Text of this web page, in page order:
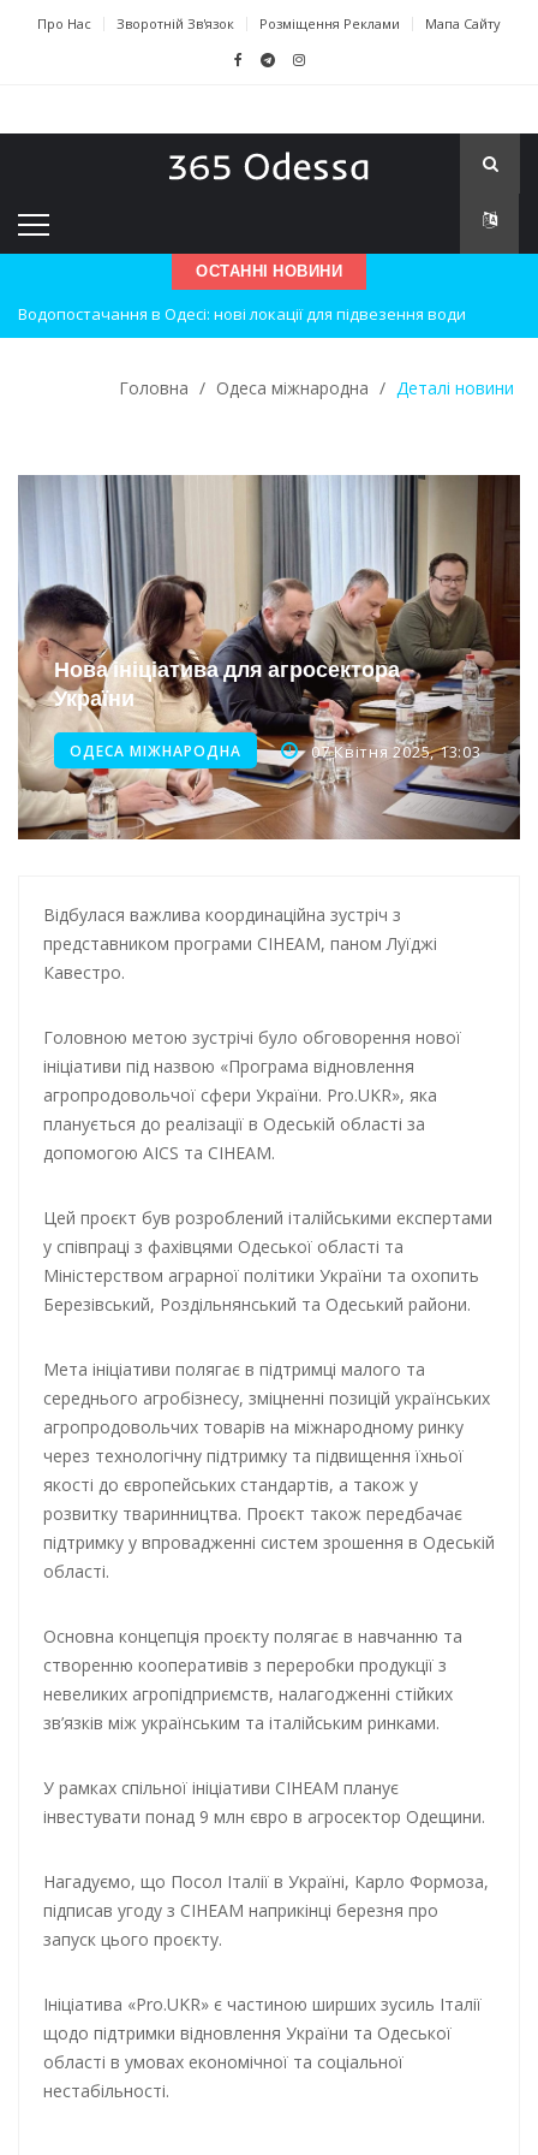
Про Нас Зворотній Зв'язок Розміщення Реклами Мапа Сайту
ОСТАННІ НОВИНИ
Водопостачання в Одесі: нові локації для підвезення води
Нічна атака на Одесу: наслідки вибухів
Одеські хокеїсти тріумфують на міжнародному турнірі
Успіхи одеситів на європейському чемпіонаті з карате
Новини з Зимової школи інсульту в Швейцарії
Інтеграція ветеранів в українське суспільство
Нічна атака на Одесу: наслідки обстрілу
Енергетична підтримка для Одеси
Головна / Одеса міжнародна / Деталі новини
Нова ініціатива для агросектора
України
ОДЕСА МІЖНАРОДНА 07 Квітня 2025, 13:03
Відбулася важлива координаційна зустріч з
представником програми CIHEAM, паном Луїджі
Кавестро.
Головною метою зустрічі було обговорення нової
ініціативи під назвою «Програма відновлення
агропродовольчої сфери України. Pro.UKR», яка
планується до реалізації в Одеській області за
допомогою AICS та CIHEAM.
Цей проєкт був розроблений італійськими експертами
у співпраці з фахівцями Одеської області та
Міністерством аграрної політики України та охопить
Березівський, Роздільнянський та Одеський райони.
Мета ініціативи полягає в підтримці малого та
середнього агробізнесу, зміцненні позицій українських
агропродовольчих товарів на міжнародному ринку
через технологічну підтримку та підвищення їхньої
якості до європейських стандартів, а також у
розвитку тваринництва. Проєкт також передбачає
підтримку у впровадженні систем зрошення в Одеській
області.
Основна концепція проєкту полягає в навчанню та
створенню кооперативів з переробки продукції з
невеликих агропідприємств, налагодженні стійких
зв’язків між українським та італійським ринками.
У рамках спільної ініціативи CIHEAM планує
інвестувати понад 9 млн євро в агросектор Одещини.
Нагадуємо, що Посол Італії в Україні, Карло Формоза,
підписав угоду з CIHEAM наприкінці березня про
запуск цього проєкту.
Ініціатива «Pro.UKR» є частиною ширших зусиль Італії
щодо підтримки відновлення України та Одеської
області в умовах економічної та соціальної
нестабільності.